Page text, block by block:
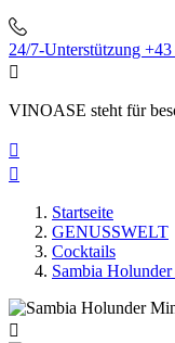
24/7-Unterstützung +43

VINOASE steht für


Startseite
GENUSSWELT
Cocktails
Sambia
